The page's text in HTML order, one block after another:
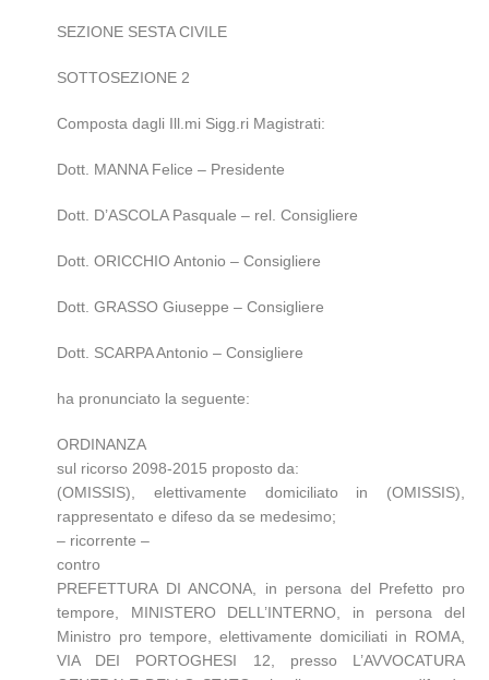
SEZIONE SESTA CIVILE
SOTTOSEZIONE 2
Composta dagli Ill.mi Sigg.ri Magistrati:
Dott. MANNA Felice – Presidente
Dott. D’ASCOLA Pasquale – rel. Consigliere
Dott. ORICCHIO Antonio – Consigliere
Dott. GRASSO Giuseppe – Consigliere
Dott. SCARPA Antonio – Consigliere
ha pronunciato la seguente:
ORDINANZA
sul ricorso 2098-2015 proposto da:
(OMISSIS), elettivamente domiciliato in (OMISSIS),
rappresentato e difeso da se medesimo;
– ricorrente –
contro
PREFETTURA DI ANCONA, in persona del Prefetto pro
tempore, MINISTERO DELL’INTERNO, in persona del
Ministro pro tempore, elettivamente domiciliati in ROMA,
VIA DEI PORTOGHESI 12, presso L’AVVOCATURA